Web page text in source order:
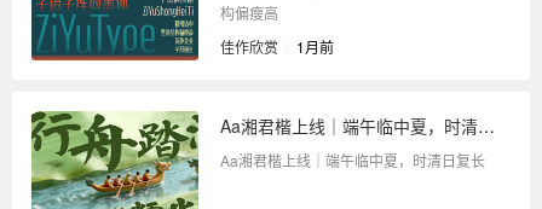
构偏瘦高
佳作欣赏
1月前
Aa湘君楷上线｜端午临中夏，时清日复长
Aa湘君楷上线｜端午临中夏，时清日复长